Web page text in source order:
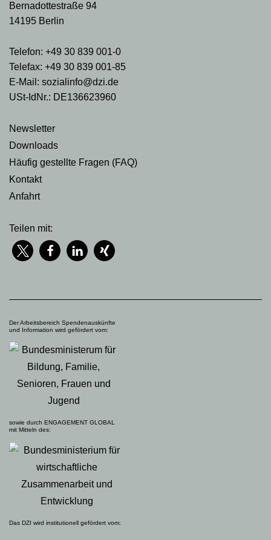
Bernadottestraße 94
14195 Berlin
Telefon: +49 30 839 001-0
Telefax: +49 30 839 001-85
E-Mail: sozialinfo@dzi.de
USt-IdNr.: DE136623960
Newsletter
Downloads
Häufig gestellte Fragen (FAQ)
Kontakt
Anfahrt
Teilen mit:
Der Arbeitsbereich Spendenauskünfte
und Information wird gefördert vom:
sowie durch ENGAGEMENT GLOBAL
mit Mitteln des:
Das DZI wird institutionell gefördert vom: